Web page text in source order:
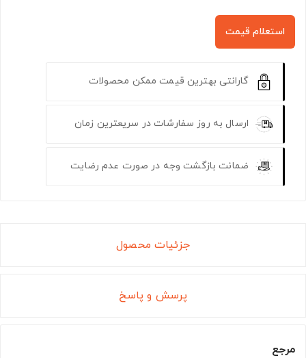
استعلام قیمت
گارانتی بهترین قیمت ممکن محصولات
ارسال به روز سفارشات در سریعترین زمان
ضمانت بازگشت وجه در صورت عدم رضایت
جزئیات محصول
پرسش و پاسخ
مرجع